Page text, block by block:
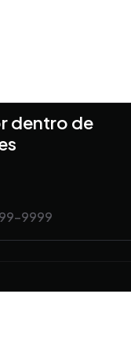
dentro de